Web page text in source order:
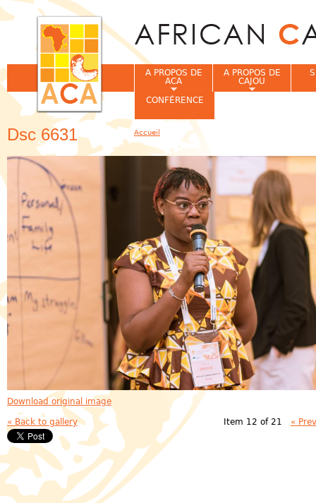
Dsc 6631
Download original image
« Back to gallery Item 12 of 21 «
A PROPOS DE
ACA
A PROPOS DE
CAJOU
CONFÉRENCE
Vous êtes ici
Accueil